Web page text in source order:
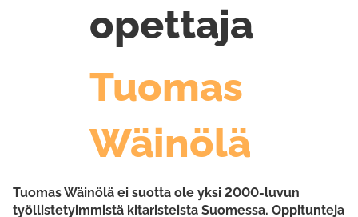
opettaja
Tuomas
Wäinölä
Tuomas Wäinölä ei suotta ole yksi 2000-luvun
työllistetyimmistä kitaristeista Suomessa. Oppitunteja